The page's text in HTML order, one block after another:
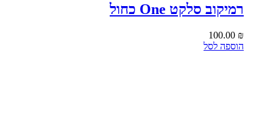
רמיקוב סלקט One כחול
100.00 ₪
הוספה לסל